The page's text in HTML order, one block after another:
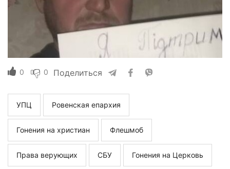
0 0 Поделиться
УПЦ Ровенская епархия
Гонения на христиан Флешмоб
Права верующих СБУ Гонения на Церковь